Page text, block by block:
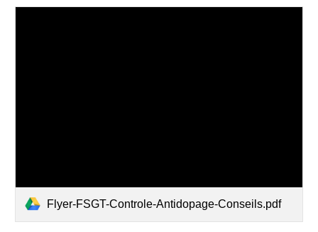
Flyer-FSGT-Controle-Antidopage-Conseils.pdf